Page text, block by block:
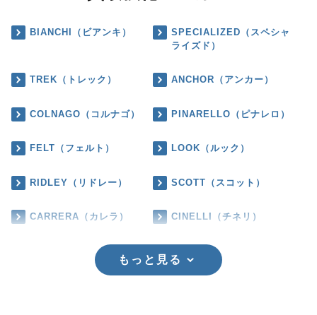
BIANCHI（ビアンキ）
SPECIALIZED（スペシャ
ライズド）
TREK（トレック） ANCHOR（アンカー）
COLNAGO（コルナゴ） PINARELLO（ピナレロ）
FELT（フェルト） LOOK（ルック）
RIDLEY（リドレー） SCOTT（スコット）
CARRERA（カレラ） CINELLI（チネリ）
もっと見る